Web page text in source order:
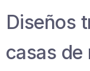
Diseños
casas de